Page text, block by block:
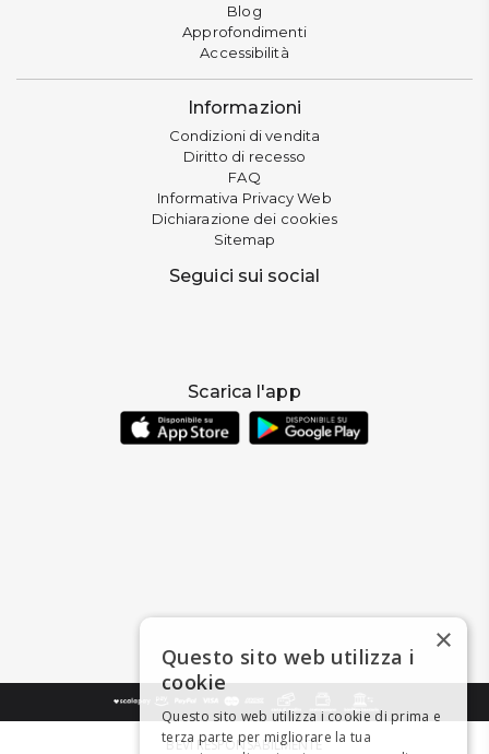
Blog
Approfondimenti
Accessibilità
Informazioni
Condizioni di vendita
Diritto di recesso
FAQ
Informativa Privacy Web
Dichiarazione dei cookies
Sitemap
Seguici sui social
Scarica l'app
BEVI RESPONSABILMENTE
×
Questo sito web utilizza i
cookie
Questo sito web utilizza i cookie di prima e
terza parte per migliorare la tua